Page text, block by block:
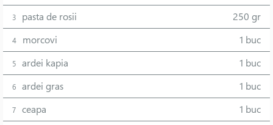
3 pasta de rosii 250 gr
4 morcovi 1 buc
5 ardei kapia 1 buc
6 ardei gras 1 buc
7 ceapa 1 buc